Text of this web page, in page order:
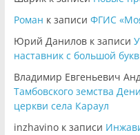
Роман к записи ФГИС
Юрий Даниловк записи
наставник с большой
Владимир Евгеньевич
Тамбовского земства
церкви села Караул
inzhavinoк записи